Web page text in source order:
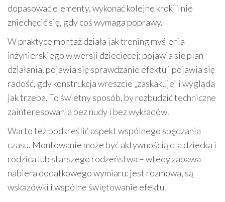
dopasować elementy, wykonać kolejne kroki i nie
zniechęcić się, gdy coś wymaga poprawy.
W praktyce montaż działa jak trening myślenia
inżynierskiego w wersji dziecięcej: pojawia się plan
działania, pojawia się sprawdzanie efektu i pojawia się
radość, gdy konstrukcja wreszcie „zaskakuje” i wygląda
jak trzeba. To świetny sposób, by rozbudzić techniczne
zainteresowania bez nudy i bez wykładów.
Warto też podkreślić aspekt wspólnego spędzania
czasu. Montowanie może być aktywnością dla dziecka i
rodzica lub starszego rodzeństwa – wtedy zabawa
nabiera dodatkowego wymiaru: jest rozmowa, są
wskazówki i wspólne świętowanie efektu.